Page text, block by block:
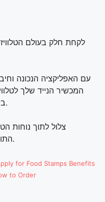
לקחת חלק בעולם
עם האפליקציה הנכונה
המכשיר הנייד שלך
בשידורים חיים בכל עת ובכל מקום.
צלול לתוך נוחות
התוכניות האהובות עליך ששודרות חי.
for Food Stamps Benefits
to Order